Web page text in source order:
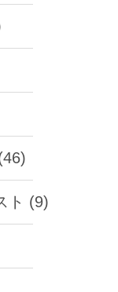
ト (9)